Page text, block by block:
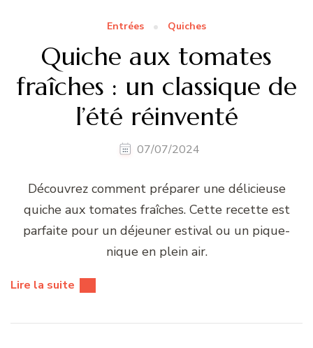
Entrées Quiches
Quiche aux tomates
fraîches : un classique de
l’été réinventé
07/07/2024
Découvrez comment préparer une délicieuse
quiche aux tomates fraîches. Cette recette est
parfaite pour un déjeuner estival ou un pique-
nique en plein air.
Lire la suite